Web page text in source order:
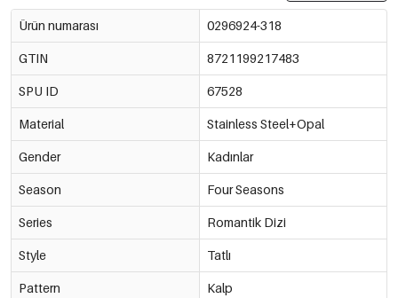
Ürün numarası 0296924-318
GTIN 8721199217483
SPU ID 67528
Material Stainless Steel+Opal
Gender Kadınlar
Season Four Seasons
Series Romantik Dizi
Style Tatlı
Pattern Kalp